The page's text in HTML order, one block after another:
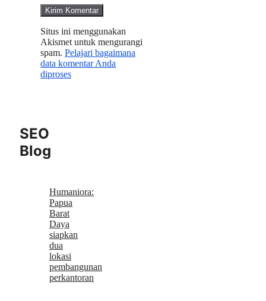
Situs ini menggunakan
Akismet untuk mengurangi
spam. Pelajari bagaimana
data komentar Anda
diproses
SEO
Blog
Humaniora:
Papua
Barat
Daya
siapkan
dua
lokasi
pembangunan
perkantoran